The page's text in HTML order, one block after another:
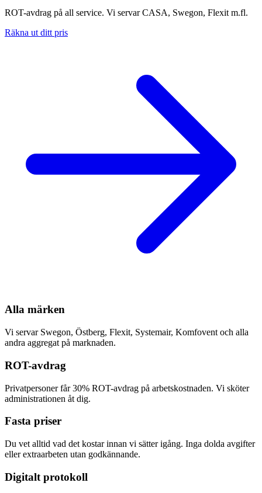
ROT-avdrag på all service. Vi servar CASA, Swegon, Flexit m.fl.
Räkna ut ditt pris
Alla märken
Vi servar Swegon, Östberg, Flexit, Systemair, Komfovent och alla
andra aggregat på marknaden.
ROT-avdrag
Privatpersoner får 30% ROT-avdrag på arbetskostnaden. Vi sköter
administrationen åt dig.
Fasta priser
Du vet alltid vad det kostar innan vi sätter igång. Inga dolda avgifter
eller extraarbeten utan godkännande.
Digitalt protokoll